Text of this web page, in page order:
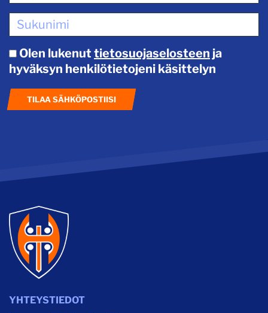
YHTEYSTIEDOT
Olen lukenut tietosuojaselosteen ja
hyväksyn henkilötietojeni käsittelyn
TILAA SÄHKÖPOSTIISI